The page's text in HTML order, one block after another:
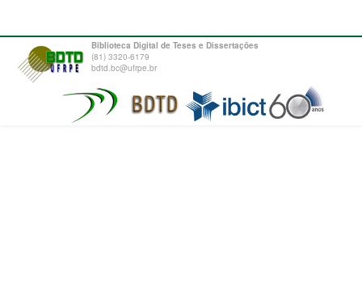
Biblioteca Digital de Teses e Dissertações
(81) 3320-6179
bdtd.bc@ufrpe.br